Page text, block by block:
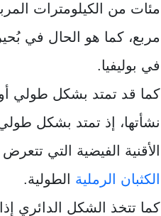
مئات من الكيلومترات
مربع، كما هو الحال في
في بوليفيا.
كما قد تمتد بشكل طولي
نشأتها، إذ تمتد بشكل
الأقنية الفيضية التي
الكثبان الرملية الطولية.
كما تتخذ الشكل الدائري